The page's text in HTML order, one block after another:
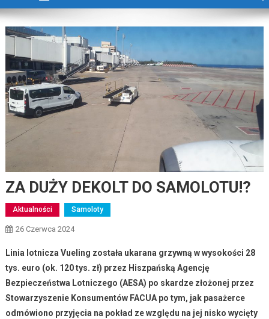
ZA DUŻY DEKOLT DO SAMOLOTU!?
Aktualności Samoloty
26 Czerwca 2024
Linia lotnicza Vueling została ukarana grzywną w wysokości 28
tys. euro (ok. 120 tys. zł) przez Hiszpańską Agencję
Bezpieczeństwa Lotniczego (AESA) po skardze złożonej przez
Stowarzyszenie Konsumentów FACUA po tym, jak pasażerce
odmówiono przyjęcia na pokład ze względu na jej nisko wycięty